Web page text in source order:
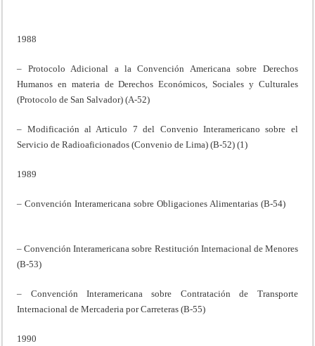
1988
– Protocolo Adicional a la Convención Americana sobre Derechos
Humanos en materia de Derechos Económicos, Sociales y Culturales
(Protocolo de San Salvador) (A-52)
– Modificación al Articulo 7 del Convenio Interamericano sobre el
Servicio de Radioaficionados (Convenio de Lima) (B-52) (1)
1989
– Convención Interamericana sobre Obligaciones Alimentarias (B-54)
– Convención Interamericana sobre Restitución Internacional de Menores
(B-53)
– Convención Interamericana sobre Contratación de Transporte
Internacional de Mercaderia por Carreteras (B-55)
1990